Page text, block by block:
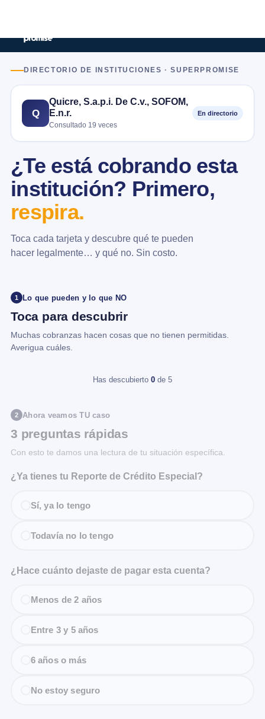
DIRECTORIO DE INSTITUCIONES · SUPERPROMISE
Q
Quicre, S.a.p.i. De C.v., SOFOM,
E.n.r.
Consultado 19 veces
En directorio
¿Te está cobrando esta
institución? Primero,
respira.
Toca cada tarjeta y descubre qué te pueden
hacer legalmente… y qué no. Sin costo.
1 Lo que pueden y lo que NO
Toca para descubrir
Muchas cobranzas hacen cosas que no tienen permitidas.
Averigua cuáles.
Has descubierto 0 de 5
2 Ahora veamos TU caso
3 preguntas rápidas
Con esto te damos una lectura de tu situación específica.
¿Ya tienes tu Reporte de Crédito Especial?
Sí, ya lo tengo
Todavía no lo tengo
¿Hace cuánto dejaste de pagar esta cuenta?
Menos de 2 años
Entre 3 y 5 años
6 años o más
No estoy seguro